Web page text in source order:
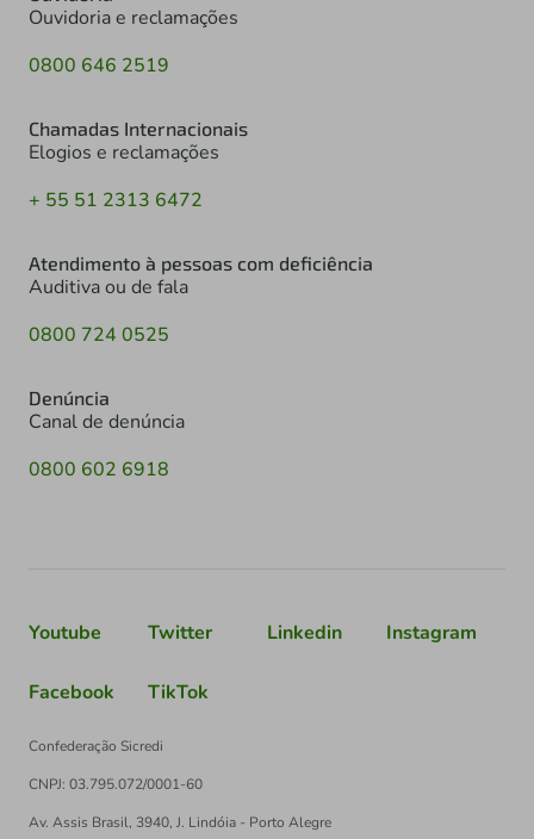
Ouvidoria e reclamações
0800 646 2519
Chamadas Internacionais
Elogios e reclamações
+ 55 51 2313 6472
Atendimento à pessoas com deficiência
Auditiva ou de fala
0800 724 0525
Denúncia
Canal de denúncia
0800 602 6918
Youtube Twitter Linkedin Instagram
Facebook TikTok
Confederação Sicredi
CNPJ: 03.795.072/0001-60
Av. Assis Brasil, 3940, J. Lindóia - Porto Alegre